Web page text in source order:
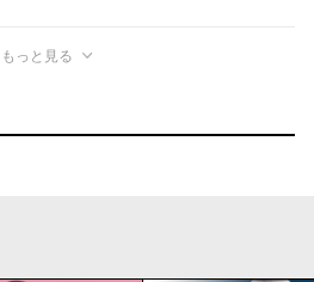
もっと見る